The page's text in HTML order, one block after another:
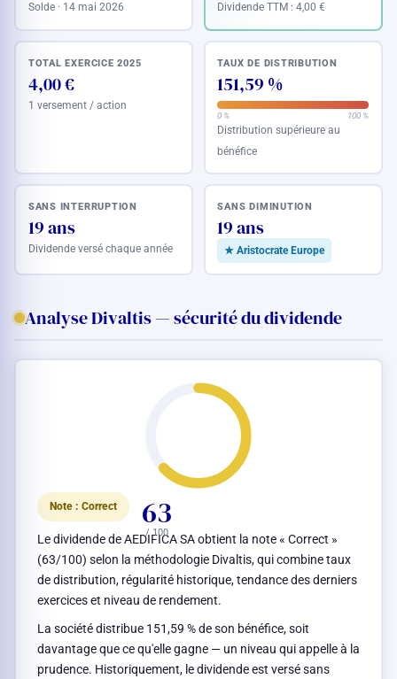
Solde · 14 mai 2026 Dividende TTM :4,00 €
TOTAL EXERCICE 2025
4,00 €
1 versement / action
TAUX DE DISTRIBUTION
151,59 %
0 % 100 %
Distribution supérieure au
bénéfice
SANS INTERRUPTION
19 ans
Dividende versé chaque année
SANS DIMINUTION
19 ans
★ Aristocrate Europe
Analyse Divaltis — sécurité du dividende
63
/ 100
Note : Correct
Le dividende de AEDIFICA SA obtient la note « Correct »
(63/100) selon la méthodologie Divaltis, qui combine taux
de distribution, régularité historique, tendance des derniers
exercices et niveau de rendement.
La société distribue 151,59 % de son bénéfice, soit
davantage que ce qu'elle gagne — un niveau qui appelle à la
prudence. Historiquement, le dividende est versé sans